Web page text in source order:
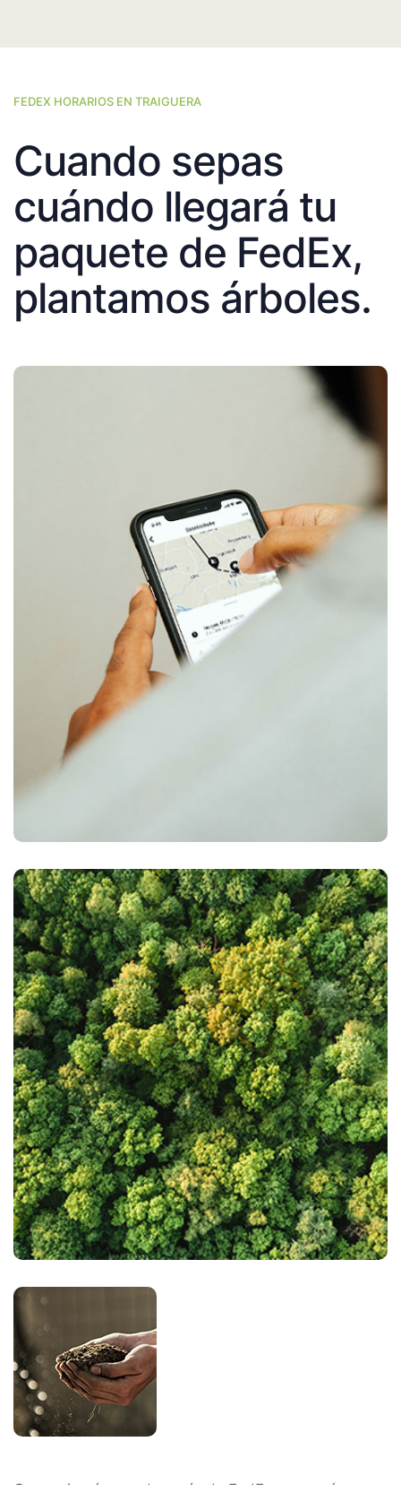
FEDEX HORARIOS EN TRAIGUERA
Cuando sepas
cuándo llegará tu
paquete de FedEx,
plantamos árboles.